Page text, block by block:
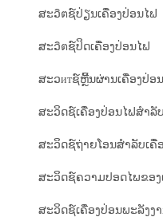
ສະວิตຊ໌ປ່ຽນເຄື່ອງປ່ອນໄຟ
ສະວิตຊ໌ປິດເຄື່ອງປ່ອນໄຟ
ສະວитຊ໌ຫຼີ້ນຜ່ານເຄື່ອງປ່ອ
ສະວິດຊ໌ເຄື່ອງປ່ອນໄຟສຳລັ
ສະວິດຊ໌ຖ່າຍໂອນສຳລັບເຄື່
ສະວິດຊ໌ຄວາມປອດໄພຂອງ
ສະວິດຊ໌ເຄື່ອງປ່ອນພະລັງງ